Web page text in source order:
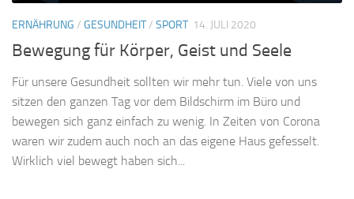
ERNÄHRUNG / GESUNDHEIT/ SPORT 14. JULI 2020
Bewegung für Körper, Geist und Seele
Für unsere Gesundheit sollten wir mehr tun. Viele von uns
sitzen den ganzen Tag vor dem Bildschirm im Büro und
bewegen sich ganz einfach zu wenig. In Zeiten von Corona
waren wir zudem auch noch an das eigene Haus gefesselt.
Wirklich viel bewegt haben sich...